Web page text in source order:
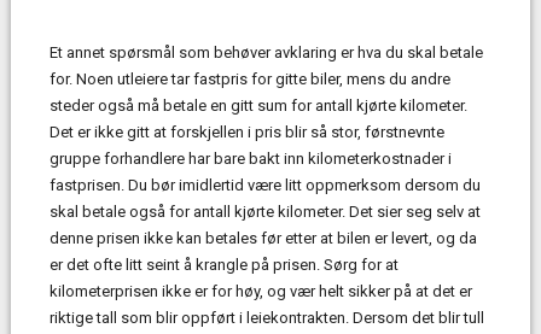
Et annet spørsmål som behøver avklaring er hva du skal betale
for. Noen utleiere tar fastpris for gitte biler, mens du andre
steder også må betale en gitt sum for antall kjørte kilometer.
Det er ikke gitt at forskjellen i pris blir så stor, førstnevnte
gruppe forhandlere har bare bakt inn kilometerkostnader i
fastprisen. Du bør imidlertid være litt oppmerksom dersom du
skal betale også for antall kjørte kilometer. Det sier seg selv at
denne prisen ikke kan betales før etter at bilen er levert, og da
er det ofte litt seint å krangle på prisen. Sørg for at
kilometerprisen ikke er for høy, og vær helt sikker på at det er
riktige tall som blir oppført i leiekontrakten. Dersom det blir tull